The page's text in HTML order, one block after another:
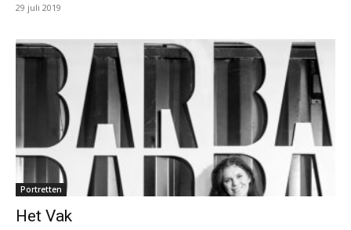
29 juli 2019
Portretten
Het Vak